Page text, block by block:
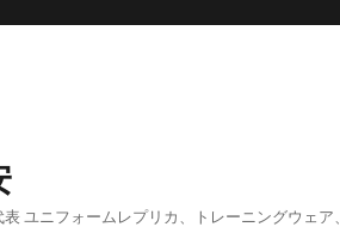
ユニフォームレプリカ、トレーニングウェア